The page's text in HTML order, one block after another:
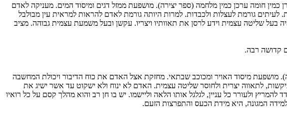
חומה ערכן כמין מלחמה (ספר יצירה). מושפעת ממזל דגים ומיסוד המים. מעניקה לאדם
לעיתים גורמת לעצלות ולכבדות. למרות היותה גורמת לאדם להראות למראית עין מבולבל
שליטה עצמית וידע לרסן את תאוותיו ויצריו. עקשן ובעל משמעת עצמית גבוהה. מציב
מושפעת מיסוד האויר ומכוכב שבתאי. מחזקת אצל האדם את כוח הדיבור ויכולת המחשבה
לתאווה יצרית ולחוסר שליטה עצמית. האדם לא ינוח ולא ישקוט עד אשר ישיג את
ולעורר כל עניין, לגלגל אותו הלאה וליישמו. יש בו חן רב והוא מהלך קסם על כל רואיו
המגונה, היא מידת הכעס והתפרצות הזעם.